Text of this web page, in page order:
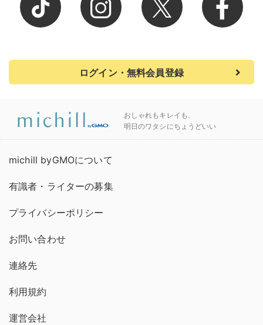
ログイン・無料会員登録
おしゃれもキレイも、
明日のワタシにちょうどいい
michill byGMOについて
有識者・ライターの募集
プライバシーポリシー
お問い合わせ
連絡先
利用規約
運営会社